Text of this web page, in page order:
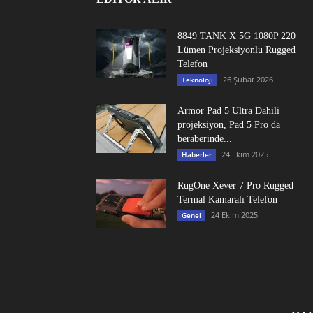
8849 TANK X 5G 1080P 220
Lümen Projeksiyonlu Rugged
Telefon
Teknoloji 26 Şubat 2026
Armor Pad 5 Ultra Dahili
projeksiyon, Pad 5 Pro da
beraberinde...
Haberler 24 Ekim 2025
RugOne Xever 7 Pro Rugged
Termal Kamaralı Telefon
Genel 24 Ekim 2025